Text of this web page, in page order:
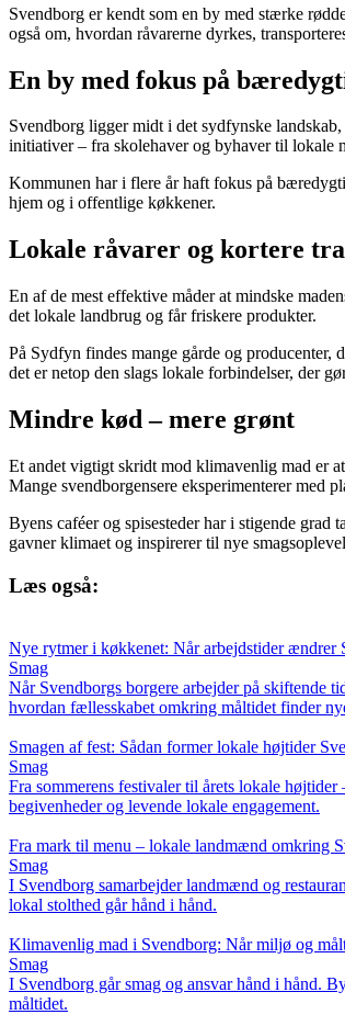
Svendborg er kendt som en by med stærke
også om, hvordan råvarerne dyrkes,
En by med fokus på
Svendborg ligger midt i det sydfynske
initiativer – fra skolehaver og byhaver til lokale
Kommunen har i flere år haft fokus på
hjem og i offentlige køkkener.
Lokale råvarer og kortere
En af de mest effektive måder at mindske
det lokale landbrug og får friskere produkter.
På Sydfyn findes mange gårde og
det er netop den slags lokale forbindelser, der
Mindre kød – mere grønt
Et andet vigtigt skridt mod klimavenlig mad er
Mange svendborgensere eksperimenterer med
Byens caféer og spisesteder har i stigende
gavner klimaet og inspirerer til nye
Læs også:
Nye rytmer i køkkenet: Når arbejdstider ændrer
Smag
Når Svendborgs borgere arbejder på skiftende
hvordan fællesskabet omkring måltidet finder
Smagen af fest: Sådan former lokale højtider
Smag
Fra sommerens festivaler til årets lokale
begivenheder og levende lokale engagement.
Fra mark til menu – lokale landmænd omkring
Smag
I Svendborg samarbejder landmænd og
lokal stolthed går hånd i hånd.
Klimavenlig mad i Svendborg: Når miljø og
Smag
I Svendborg går smag og ansvar hånd i hånd.
måltidet.